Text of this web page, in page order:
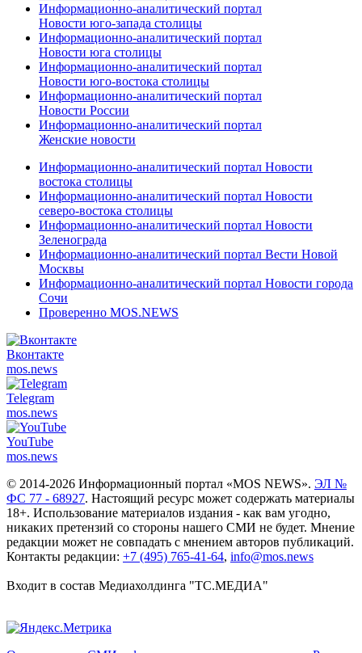
Информационно-аналитический портал
Новости юго-запада столицы
Информационно-аналитический портал
Новости юга столицы
Информационно-аналитический портал
Новости юго-востока столицы
Информационно-аналитический портал
Новости России
Информационно-аналитический портал
Женские новости
Информационно-аналитический портал Новости
востока столицы
Информационно-аналитический портал Новости
северо-востока столицы
Информационно-аналитический портал Новости
Зеленограда
Информационно-аналитический портал Вести Новой
Москвы
Информационно-аналитический портал Новости города
Сочи
Проверенно MOS.NEWS
Вконтакте
mos.news
Telegram
mos.news
YouTube
mos.news
© 2014-2026 Информационный портал «MOS NEWS». ЭЛ №
ФС 77 - 68927. Настоящий ресурс может содержать материалы
18+. Использование материалов издания - как вам угодно,
никаких претензий со стороны нашего СМИ не будет. Мнение
редакции может не совпадать с мнением авторов публикаций.
Контакты редакции: +7 (495) 765-41-64, info@mos.news
Входит в состав Медиахолдинга "ТС.МЕДИА"